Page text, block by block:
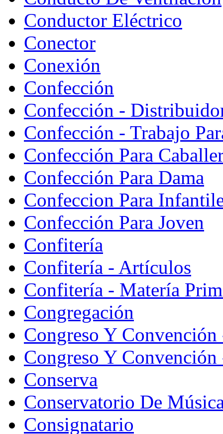
Conductor Eléctrico
Conector
Conexión
Confección
Confección -
Confección - Trabajo
Confección Para
Confección Para Dama
Confeccion Para
Confección Para Joven
Confitería
Confitería - Artículos
Confitería - Matería
Congregación
Congreso Y Convención
Congreso Y
Conserva
Conservatorio De
Consignatario